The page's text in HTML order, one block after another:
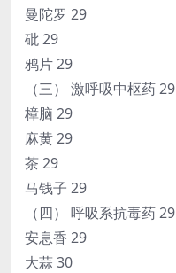
曼陀罗 29
砒 29
鸦片 29
（三） 激呼吸中枢药 29
樟脑 29
麻黄 29
茶 29
马钱子 29
（四） 呼吸系抗毒药 29
安息香 29
大蒜 30